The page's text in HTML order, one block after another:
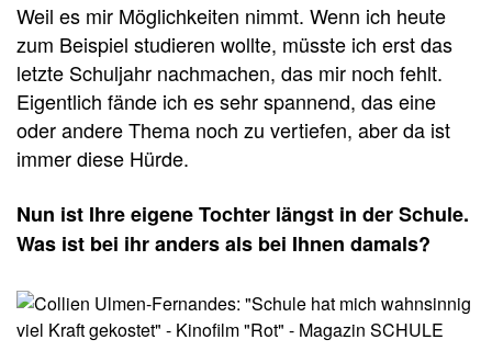
Weil es mir Möglichkeiten nimmt. Wenn ich heute
zum Beispiel studieren wollte, müsste ich erst das
letzte Schuljahr nachmachen, das mir noch fehlt.
Eigentlich fände ich es sehr spannend, das eine
oder andere Thema noch zu vertiefen, aber da ist
immer diese Hürde.
Nun ist Ihre eigene Tochter längst in der Schule.
Was ist bei ihr anders als bei Ihnen damals?